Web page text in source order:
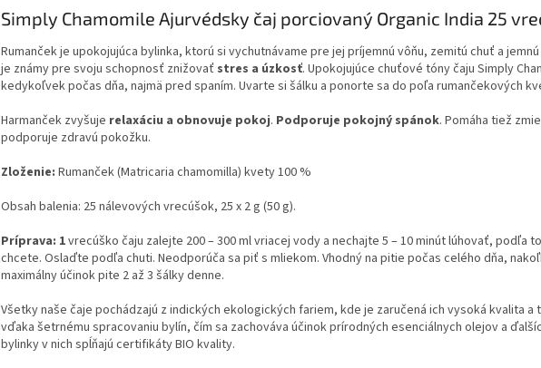
Simply Chamomile Ajurvédsky čaj porciovaný Organic India 25
Rumanček je upokojujúca bylinka, ktorú si vychutnávame pre jej príjemnú vôňu, zemitú chuť a
je známy pre svoju schopnosť znižovať stres a úzkosť. Upokojujúce chuťové tóny čaju Simply
kedykoľvek počas dňa, najmä pred spaním. Uvarte si šálku a ponorte sa do poľa rumančekových
Harmanček zvyšuje relaxáciu a obnovuje pokoj. Podporuje pokojný spánok. Pomáha tiež
podporuje zdravú pokožku.
Zloženie: Rumanček (Matricaria chamomilla) kvety 100 %
Obsah balenia: 25 nálevových vrecúšok, 25 x 2 g (50 g).
Príprava: 1vrecúško čaju zalejte 200 – 300 ml vriacej vody a nechajte 5 – 10 minút lúhovať, podľa
chcete. Oslaďte podľa chuti. Neodporúča sa piť s mliekom. Vhodný na pitie počas celého dňa,
maximálny účinok pite 2 až 3 šálky denne.
Všetky naše čaje pochádzajú z indických ekologických fariem, kde je zaručená ich vysoká kvalita
vďaka šetrnému spracovaniu bylín, čím sa zachováva účinok prírodných esenciálnych olejov a
bylinky v nich spĺňajú certifikáty BIO kvality.